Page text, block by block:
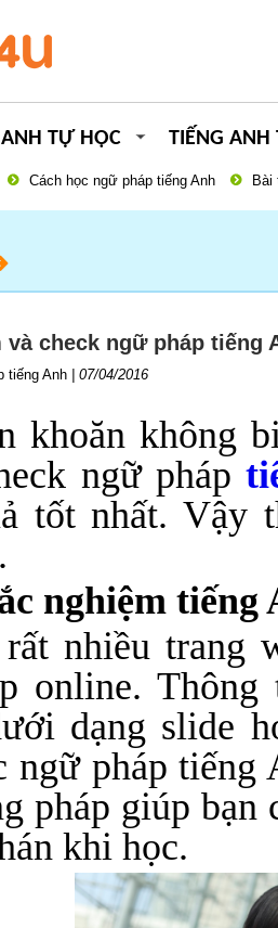
TỰ HỌC TIẾNG ANH
Cách học ngữ pháp tiếng Anh Bài
check ngữ pháp tiếng
tiếng Anh 07/04/2016
khoăn không
ngữ pháp
tốt nhất. Vậy
nghiệm tiếng
nhiều trang
online.
dạng slide
ngữ pháp
pháp giúp
khi học.